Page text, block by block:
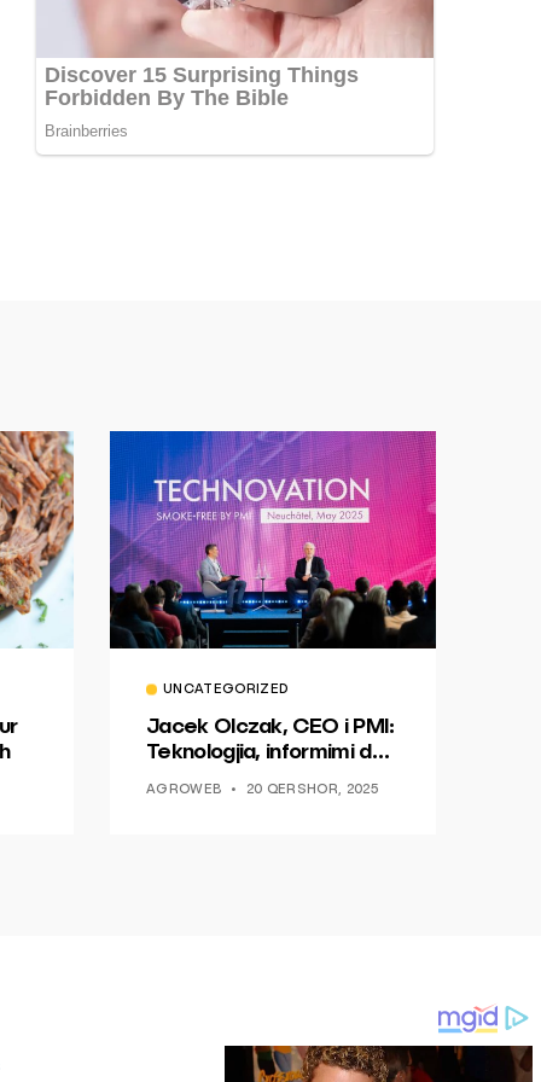
UNCATEGORIZED
Jacek Olczak, CEO i PMI:
Teknologjia, informimi dhe
AGROWEB 20 QERSHOR, 2025